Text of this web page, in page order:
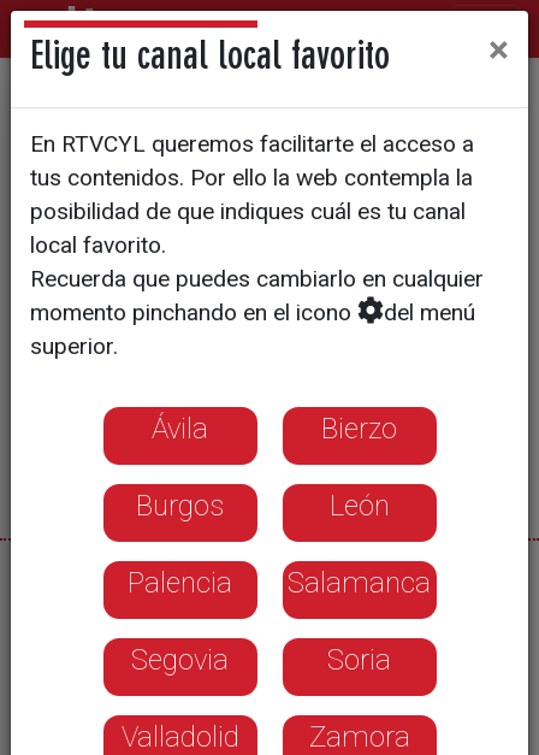
Cuidar todos los detalles
03/09/2025
Balonmano Nava Viveros Herol cuida todos los
detalles durante la pretemporada. Sesiones más
intensas de entrenamiento para una rejuvenecida
plantilla. Se ha incorporado un nutricionista.
Elige tu canal local favorito ×
En RTVCYL queremos facilitarte el acceso a
tus contenidos. Por ello la web contempla la
posibilidad de que indiques cuál es tu canal
local favorito.
Recuerda que puedes cambiarlo en cualquier
momento pinchando en el icono
del menú
superior.
Ávila Bierzo
Burgos León
Palencia Salamanca
Segovia Soria
Valladolid Zamora